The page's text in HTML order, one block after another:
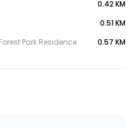
4
0.42 KM
0.51 KM
Park Residence
0.57 KM